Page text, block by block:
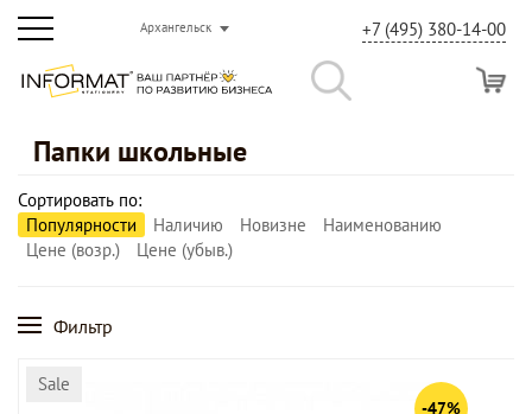
Архангельск +7 (495) 380-14-00
Папки школьные
Сортировать по:
Популярности
Наличию Новизне
Наименованию
Цене (возр.)
Цене (убыв.)
Фильтр
Sale
-47%